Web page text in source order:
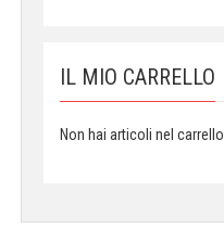
IL MIO CARRELLO
Non hai articoli nel carrello.